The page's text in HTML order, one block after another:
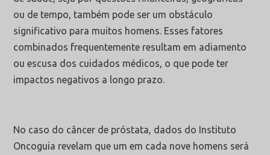
ou de tempo, também pode ser um obstáculo
significativo para muitos homens. Esses fatores
combinados frequentemente resultam em adiamento
ou escusa dos cuidados médicos, o que pode ter
impactos negativos a longo prazo.
No caso do câncer de próstata, dados do Instituto
Oncoguia revelam que um em cada nove homens será